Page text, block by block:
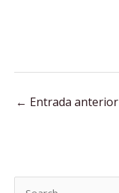
← Entrada anterior